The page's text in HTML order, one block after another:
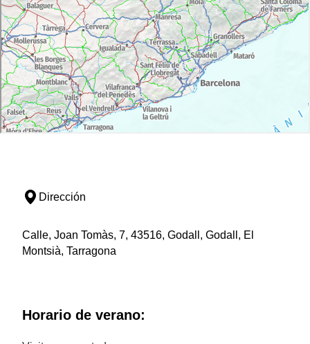
Dirección
Calle, Joan Tomàs, 7, 43516, Godall, Godall, El
Montsià, Tarragona
Horario de verano: